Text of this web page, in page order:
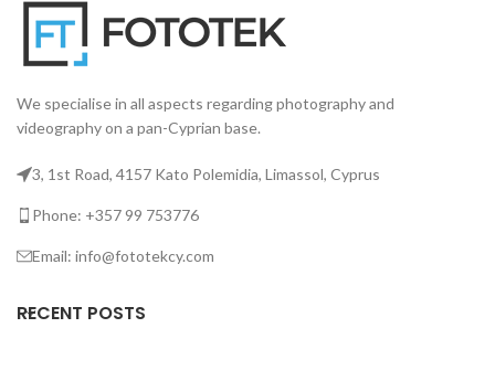
We specialise in all aspects regarding photography and
videography on a pan-Cyprian base.
3, 1st Road, 4157 Kato Polemidia, Limassol, Cyprus
Phone: +357 99 753776
Email: info@fototekcy.com
RECENT POSTS